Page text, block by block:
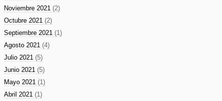
Noviembre 2021 (2)
Octubre 2021 (2)
Septiembre 2021 (1)
Agosto 2021 (4)
Julio 2021 (5)
Junio 2021 (5)
Mayo 2021 (1)
Abril 2021 (1)